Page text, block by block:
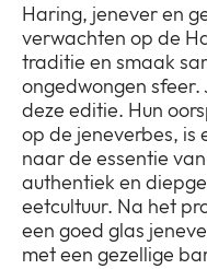
Haring, jenever en
verwachten op de
traditie en smaak
ongedwongen sfeer.
deze editie. Hun
op de jeneverbes, is
naar de essentie
authentiek en
eetcultuur. Na het
een goed glas
met een gezellige